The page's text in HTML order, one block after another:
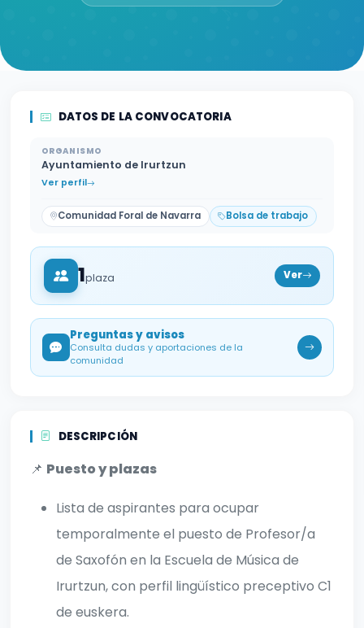
DATOS DE LA CONVOCATORIA
ORGANISMO
Ayuntamiento de Irurtzun
Ver perfil
Comunidad Foral de Navarra Bolsa de trabajo
1plaza Ver
Preguntas y avisos
Consulta dudas y aportaciones de la
comunidad
DESCRIPCIÓN
📌 Puesto y plazas
Lista de aspirantes para ocupar
temporalmente el puesto de Profesor/a
de Saxofón en la Escuela de Música de
Irurtzun, con perfil lingüístico preceptivo C1
de euskera.